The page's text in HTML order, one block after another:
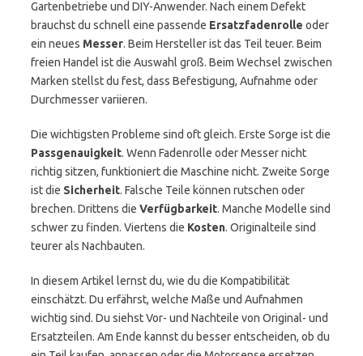
Gartenbetriebe und DIY-Anwender. Nach einem Defekt
brauchst du schnell eine passende Ersatzfadenrolle oder
ein neues Messer. Beim Hersteller ist das Teil teuer. Beim
freien Handel ist die Auswahl groß. Beim Wechsel zwischen
Marken stellst du fest, dass Befestigung, Aufnahme oder
Durchmesser variieren.
Die wichtigsten Probleme sind oft gleich. Erste Sorge ist die
Passgenauigkeit. Wenn Fadenrolle oder Messer nicht
richtig sitzen, funktioniert die Maschine nicht. Zweite Sorge
ist die Sicherheit. Falsche Teile können rutschen oder
brechen. Drittens die Verfügbarkeit. Manche Modelle sind
schwer zu finden. Viertens die Kosten. Originalteile sind
teurer als Nachbauten.
In diesem Artikel lernst du, wie du die Kompatibilität
einschätzt. Du erfährst, welche Maße und Aufnahmen
wichtig sind. Du siehst Vor- und Nachteile von Original- und
Ersatzteilen. Am Ende kannst du besser entscheiden, ob du